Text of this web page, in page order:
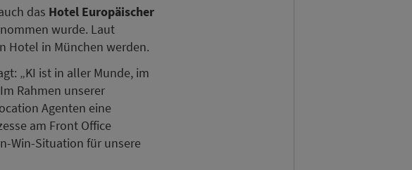
das Hotel Europäischer
wurde. Laut
Hotel in München werden.
„KI ist in aller Munde, im
Rahmen unserer
Agenten eine
am Front Office
Win-Situation für unsere